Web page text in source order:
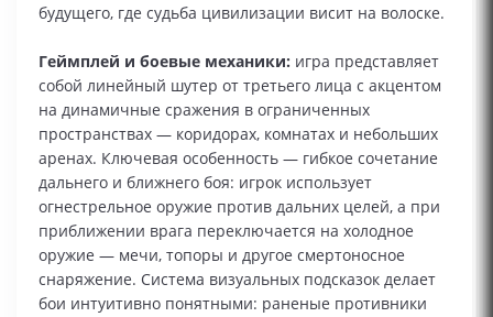
будущего, где судьба цивилизации висит на волоске.
Геймплей и боевые механики: игра представляет
собой линейный шутер от третьего лица с акцентом
на динамичные сражения в ограниченных
пространствах — коридорах, комнатах и небольших
аренах. Ключевая особенность — гибкое сочетание
дальнего и ближнего боя: игрок использует
огнестрельное оружие против дальних целей, а при
приближении врага переключается на холодное
оружие — мечи, топоры и другое смертоносное
снаряжение. Система визуальных подсказок делает
бои интуитивно понятными: раненые противники